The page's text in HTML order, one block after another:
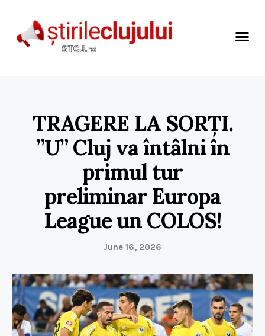
TRAGERE LA SORȚI.
”U” Cluj va întâlni în
primul tur
preliminar Europa
League un COLOS!
June 16, 2026